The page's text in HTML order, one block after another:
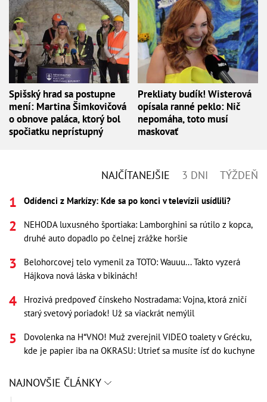
Spišský hrad sa postupne
mení: Martina Šimkovičová
o obnove paláca, ktorý bol
spočiatku neprístupný
Prekliaty budík! Wisterová
opísala ranné peklo: Nič
nepomáha, toto musí
maskovať
NAJČÍTANEJŠIE 3 DNI TÝŽDEŇ
Odídenci z Markízy: Kde sa po konci v televízii usídlili?
NEHODA luxusného športiaka: Lamborghini sa rútilo z kopca,
druhé auto dopadlo po čelnej zrážke horšie
Belohorcovej telo vymenil za TOTO: Wauuu... Takto vyzerá
Hájkova nová láska v bikinách!
Hrozivá predpoveď čínskeho Nostradama: Vojna, ktorá zničí
starý svetový poriadok! Už sa viackrát nemýlil
Dovolenka na H*VNO! Muž zverejnil VIDEO toalety v Grécku,
kde je papier iba na OKRASU: Utrieť sa musíte ísť do kuchyne
NAJNOVŠIE ČLÁNKY